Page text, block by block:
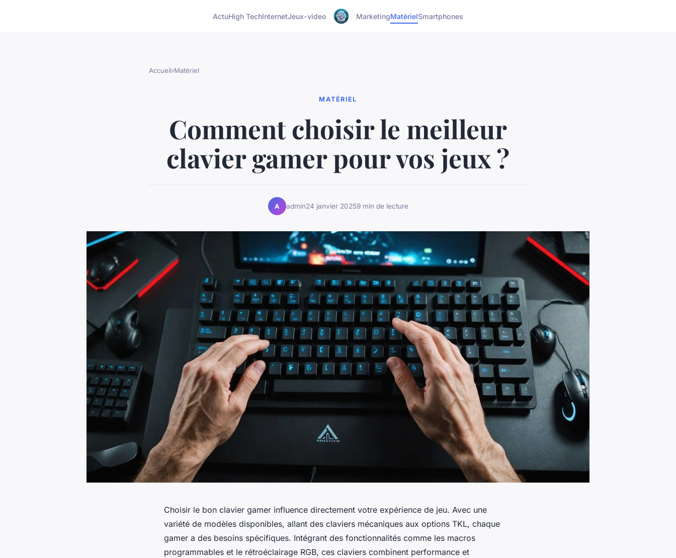
ActuHigh TechInternetJeux-video MarketingMatérielSmartphones
Accueil›Matériel
MATÉRIEL
Comment choisir le meilleur
clavier gamer pour vos jeux ?
A admin24 janvier 20259 min de lecture
Choisir le bon clavier gamer influence directement votre expérience de jeu. Avec une
variété de modèles disponibles, allant des claviers mécaniques aux options TKL, chaque
gamer a des besoins spécifiques. Intégrant des fonctionnalités comme les macros
programmables et le rétroéclairage RGB, ces claviers combinent performance et